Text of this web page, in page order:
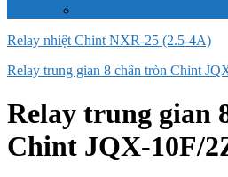
Relay nhiệt Chint NXR-25 (2.5-4A)
Relay trung gian 8 chân tròn Chint
Relay trung gian
Chint JQX-10F/